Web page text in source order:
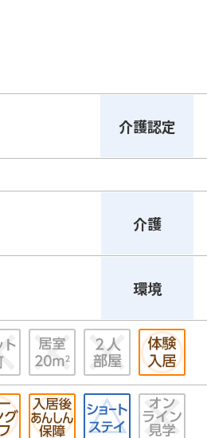
介護認定
介護
環境